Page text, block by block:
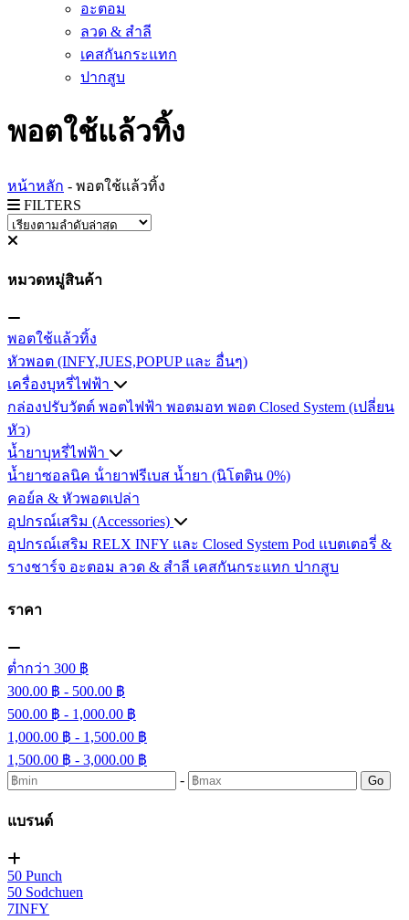
อะตอม
ลวด ​& สำลี
เคสกันกระแทก
ปากสูบ
พอตใช้แล้วทิ้ง
หน้าหลัก - พอตใช้แล้วทิ้ง
FILTERS
หมวดหมู่สินค้า
พอตใช้แล้วทิ้ง
หัวพอต (INFY,JUES,POPUP และ อื่นๆ)
เครื่องบุหรี่ไฟฟ้า
กล่องปรับวัตต์ พอตไฟฟ้า พอตมอท พอต Closed System (เปลี่ยน
หัว)
น้ำยาบุหรี่ไฟฟ้า
น้ำยาซอลนิค น้ํายาฟรีเบส น้ำยา (นิโตติน 0%)
คอย์ล & หัวพอตเปล่า
อุปกรณ์เสริม (Accessories)
อุปกรณ์เสริม RELX INFY และ Closed System Pod แบตเตอรี่ &
รางชาร์จ อะตอม ลวด ​& สำลี เคสกันกระแทก ปากสูบ
ราคา
ต่ำกว่า 300 ฿
300.00 ฿ - 500.00 ฿
500.00 ฿ - 1,000.00 ฿
1,000.00 ฿ - 1,500.00 ฿
1,500.00 ฿ - 3,000.00 ฿
-
Go
แบรนด์
50 Punch
50 Sodchuen
7INFY